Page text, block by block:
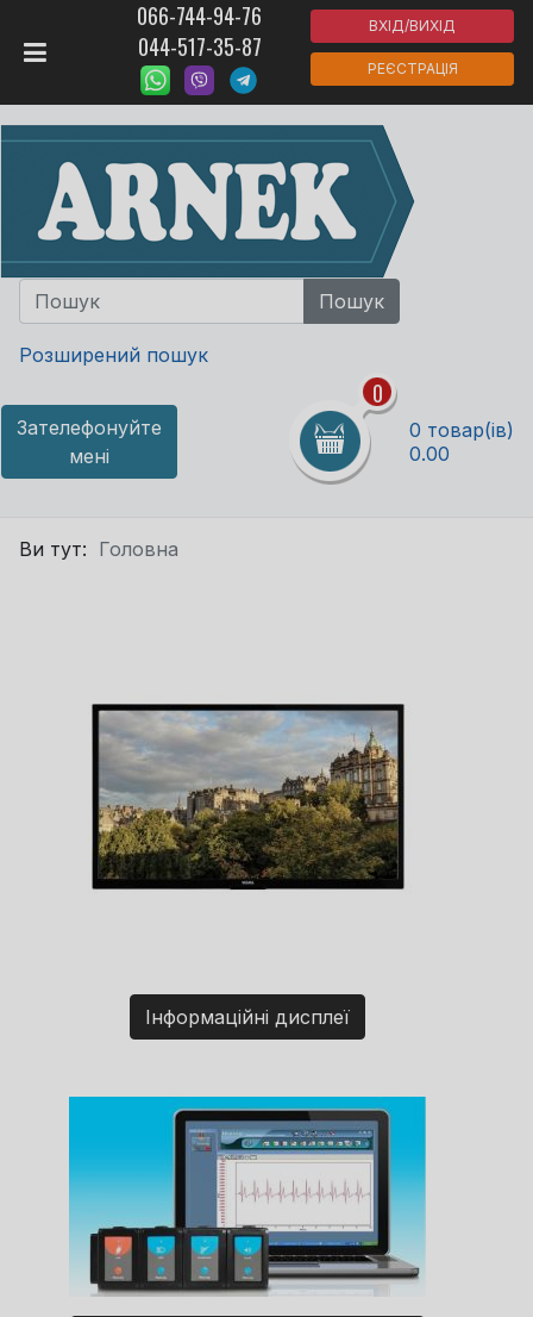
066-744-94-76
044-517-35-87
ВХІД/ВИХІД
РЕЄСТРАЦІЯ
Розширений пошук
Зателефонуйте
мені
0
0 товар(ів)
0.00
Ви тут: Головна
Інформаційні дисплеї